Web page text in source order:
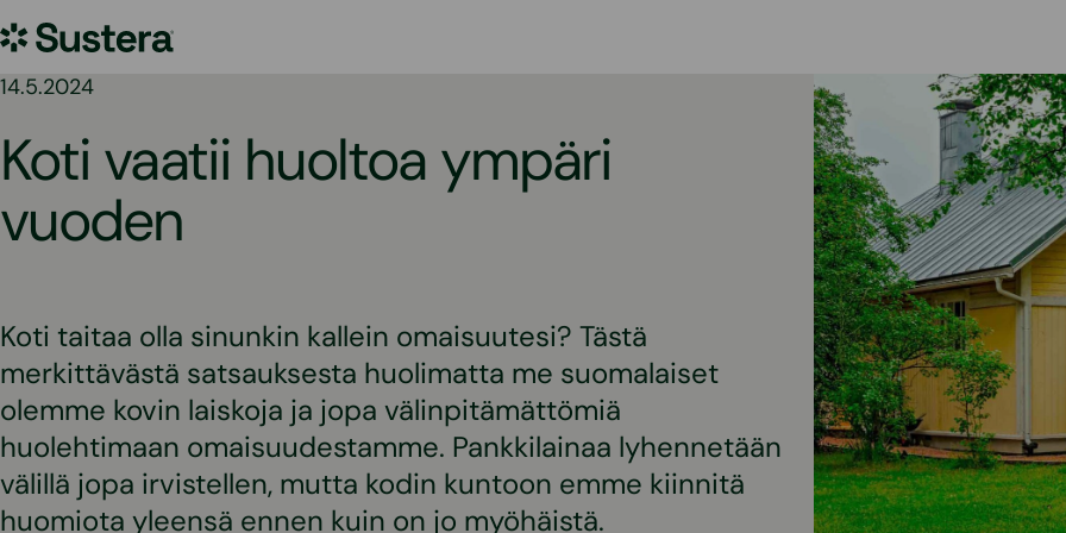
sisältöön
Sustera
14.5.2024
Koti vaatii huoltoa ympäri
vuoden
Koti taitaa olla sinunkin kallein omaisuutesi? Tästä
merkittävästä satsauksesta huolimatta me suomalaiset
olemme kovin laiskoja ja jopa välinpitämättömiä
huolehtimaan omaisuudestamme. Pankkilainaa lyhennetään
välillä jopa irvistellen, mutta kodin kuntoon emme kiinnitä
huomiota yleensä ennen kuin on jo myöhäistä.